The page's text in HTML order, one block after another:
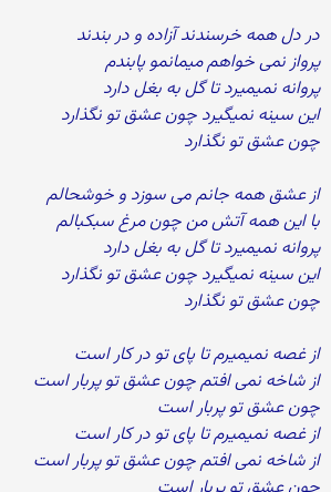
در دل همه خرسندند آزاده و در بندند
پرواز نمی خواهم میمانمو پابندم
پروانه نمیمیرد تا گل به بغل دارد
این سینه نمیگیرد چون عشق تو نگذارد
چون عشق تو نگذارد
از عشق همه جانم می سوزد و خوشحالم
با این همه آتش من چون مرغ سبکبالم
پروانه نمیمیرد تا گل به بغل دارد
این سینه نمیگیرد چون عشق تو نگذارد
چون عشق تو نگذارد
از غصه نمیمیرم تا پای تو در کار است
از شاخه نمی افتم چون عشق تو پربار است
چون عشق تو پربار است
از غصه نمیمیرم تا پای تو در کار است
از شاخه نمی افتم چون عشق تو پربار است